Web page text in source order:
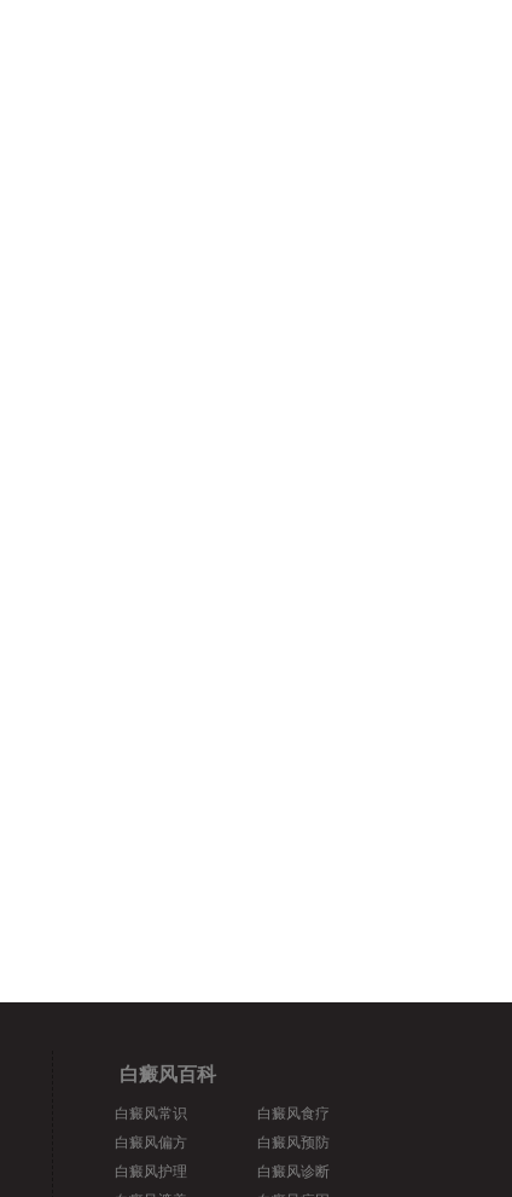
白癜风百科
白癜风常识
白癜风偏方
白癜风护理
白癜风食疗
白癜风预防
白癜风诊断